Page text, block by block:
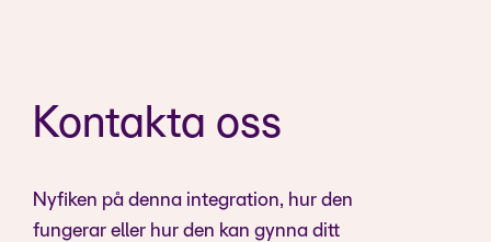
Kontakta oss
Nyfiken på denna integration, hur den
fungerar eller hur den kan gynna ditt